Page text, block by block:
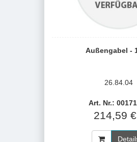
Außengabel -
26.84.04
Art. Nr.:
214,59